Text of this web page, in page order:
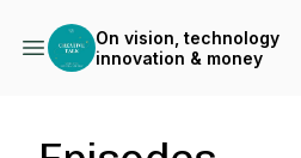
On vision, technology
innovation & money